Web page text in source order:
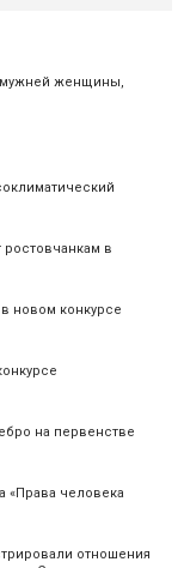
женщины,
ростовчанкам в
новом конкурсе
на первенстве
«Права человека
отношения